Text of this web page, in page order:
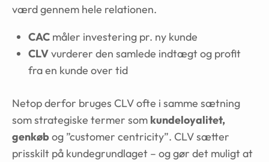
værd gennem hele relationen.
CAC måler investering pr. ny kunde
CLVvurderer den samlede indtægt og profit
fra en kunde over tid
Netop derfor bruges CLV ofte i samme sætning
som strategiske termer som kundeloyalitet,
genkøbog ”customer centricity”. CLV sætter
prisskilt på kundegrundlaget – og gør det muligt at